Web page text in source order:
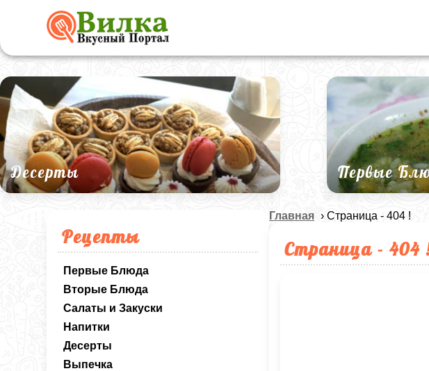
Десерты Первые
Рецепты
Первые Блюда
Вторые Блюда
Салаты и Закуски
Напитки
Десерты
Выпечка
Главная › Страница - 404 !
Страница - 404